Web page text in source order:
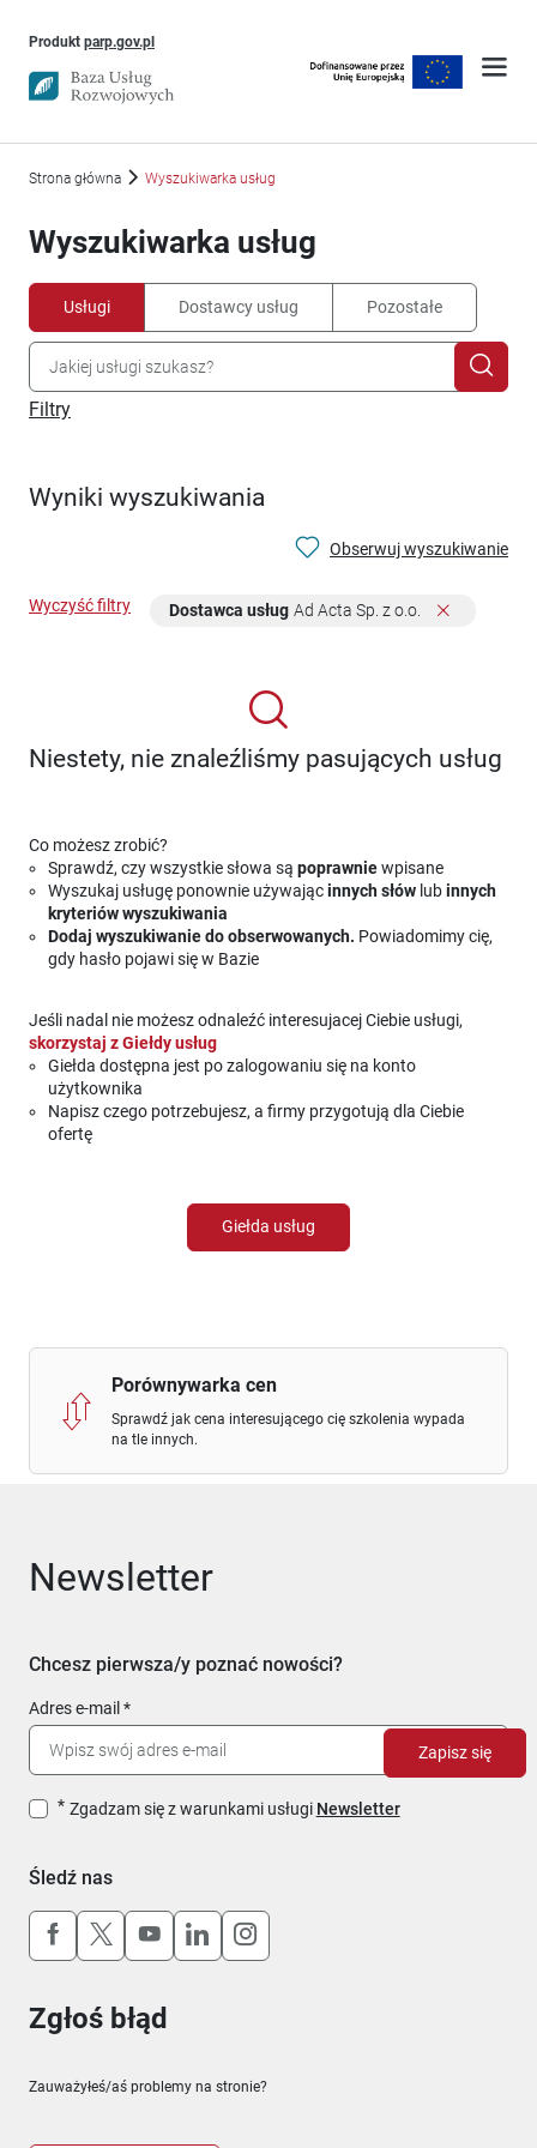
Produkt parp.gov.plUwaga, link otworzy się w nowym oknie
Strona główna Wyszukiwarka usług
Wyszukiwarka usług
Usługi Dostawcy usług Pozostałe
Filtry
Wyniki wyszukiwania
Obserwuj wyszukiwanie
Wyczyść filtry Dostawca usług Ad Acta Sp. z o.o.
Niestety, nie znaleźliśmy pasujących usług
Co możesz zrobić?
Sprawdź, czy wszystkie słowa są poprawniewpisane
Wyszukaj usługę ponownie używającinnych słów lubinnych
kryteriów wyszukiwania
Dodaj wyszukiwanie do obserwowanych. Powiadomimy cię,
gdy hasło pojawi się w Bazie
Jeśli nadal nie możesz odnaleźć interesujacej Ciebie usługi,
skorzystaj z Giełdy usług
Giełda dostępna jest po zalogowaniu się na konto
użytkownika
Napisz czego potrzebujesz, a firmy przygotują dla Ciebie
ofertę
Giełda usług
Porównywarka cen
Sprawdź jak cena interesującego cię szkolenia wypada
na tle innych.
Newsletter
Chcesz pierwsza/y poznać nowości?
Adres e-mail
Zgadzam się z warunkami usługi Newsletter
Zapisz się
Śledź nas
Uwaga, link otworzy się w nowym oknie
Uwaga, link otworzy się w nowym oknie
Uwaga, link otworzy się w nowym
Uwaga, link otworzy się w
Uwaga, link otworzy się w
Zgłoś błąd
Zauważyłeś/aś problemy na stronie?